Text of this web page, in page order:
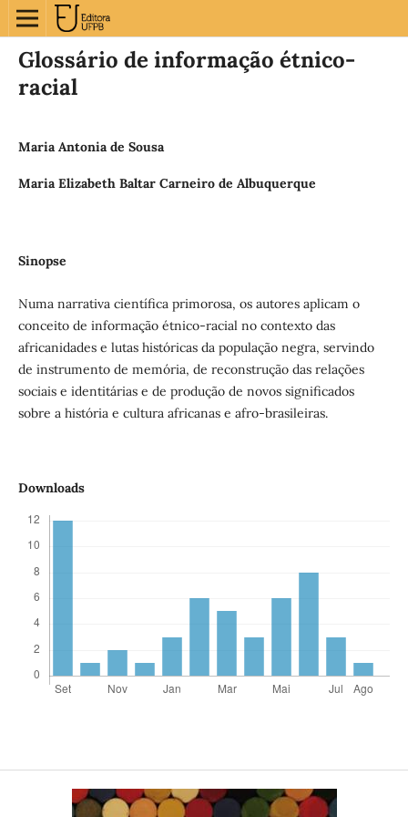
Glossário de informação étnico-
racial
Maria Antonia de Sousa
Maria Elizabeth Baltar Carneiro de Albuquerque
Sinopse
Numa narrativa científica primorosa, os autores aplicam o
conceito de informação étnico-racial no contexto das
africanidades e lutas históricas da população negra, servindo
de instrumento de memória, de reconstrução das relações
sociais e identitárias e de produção de novos significados
sobre a história e cultura africanas e afro-brasileiras.
Downloads